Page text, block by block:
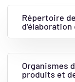
Répertoire
Organismes
produits et